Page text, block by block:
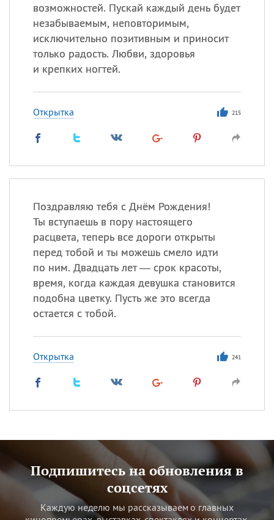
возможностей. Пускай каждый день будет
незабываемым, неповторимым,
исключительно позитивным и приносит
только радость. Любви, здоровья
и крепких ногтей.
Открытка 215
Поздравляю тебя с Днём Рождения!
Ты вступаешь в пору настоящего
расцвета, теперь все дороги открыты
перед тобой и ты можешь смело идти
по ним. Двадцать лет — срок красоты,
время, когда каждая девушка становится
подобна цветку. Пусть же это всегда
остается с тобой.
Открытка 241
Подпишитесь на обновления в
соцсетях
Каждую неделю мы рассказываем о главных